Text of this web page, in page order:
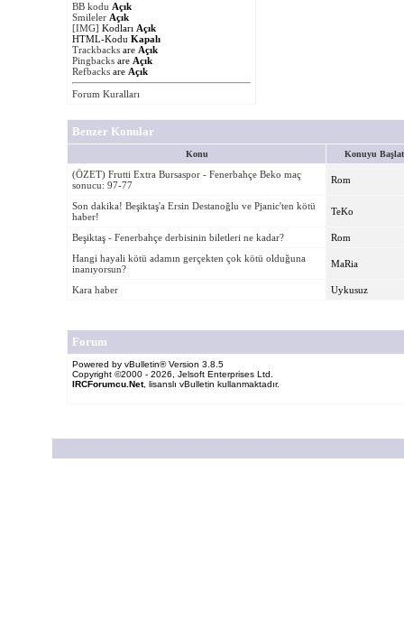
BB kodu Açık
Smileler Açık
[IMG] Kodları Açık
HTML-Kodu Kapalı
Trackbacks are Açık
Pingbacks are Açık
Refbacks are Açık
Forum Kuralları
Benzer Konular
Konu Konuyu
(ÖZET) Frutti Extra Bursaspor - Fenerbahçe Beko maç
sonucu: 97-77
Rom
Son dakika! Beşiktaş'a Ersin Destanoğlu ve Pjanic'ten kötü
haber!
TeKo
Beşiktaş - Fenerbahçe derbisinin biletleri ne kadar?
Rom
Hangi hayali kötü adamın gerçekten çok kötü olduğuna
inanıyorsun?
MaRia
Kara haber Uykusuz
Forum
Powered by vBulletin® Version 3.8.5
Copyright ©2000 - 2026, Jelsoft Enterprises Ltd.
IRCForumcu.Net, lisanslı vBulletin kullanmaktadır.